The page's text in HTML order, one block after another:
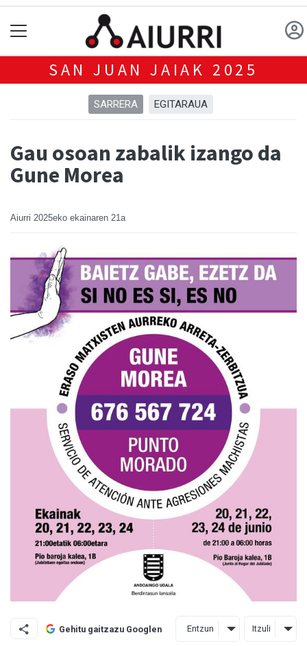
SAN JUAN JAIAK 2025
SARRERA EGITARAUA
Gau osoan zabalik izango da
Gune Morea
Aiurri 2025eko ekainaren 21a
Gehitu gaitzazu Googlen Entzun Itzuli